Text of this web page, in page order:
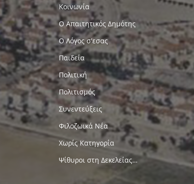
Κοινωνία
Ο Απαιτητικός Δημότης
Ο Λόγος σ'εσας
Παιδεία
Πολιτική
Πολιτισμός
Συνεντεύξεις
Φιλοζωικά Νέα
Χωρίς Κατηγορία
Ψίθυροι στη Δεκελείας…